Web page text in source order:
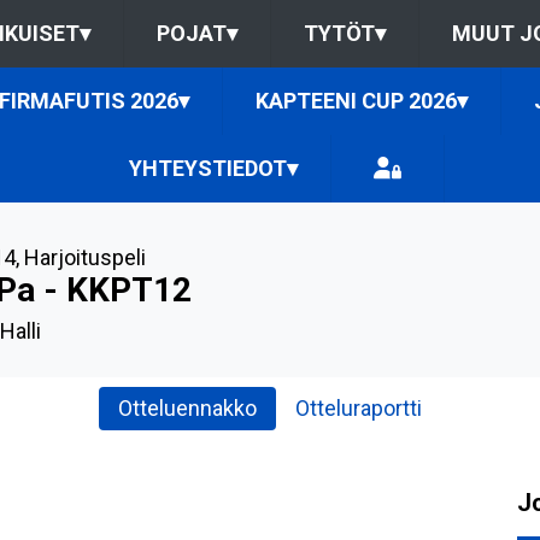
▾ POJAT▾ TYTÖT▾ MUUT
FIRMAFUTIS 2026▾ KAPTEENI CUP 2026▾
YHTEYSTIEDOT▾
, Harjoituspeli
- KKPT12
Otteluennakko Otteluraportti